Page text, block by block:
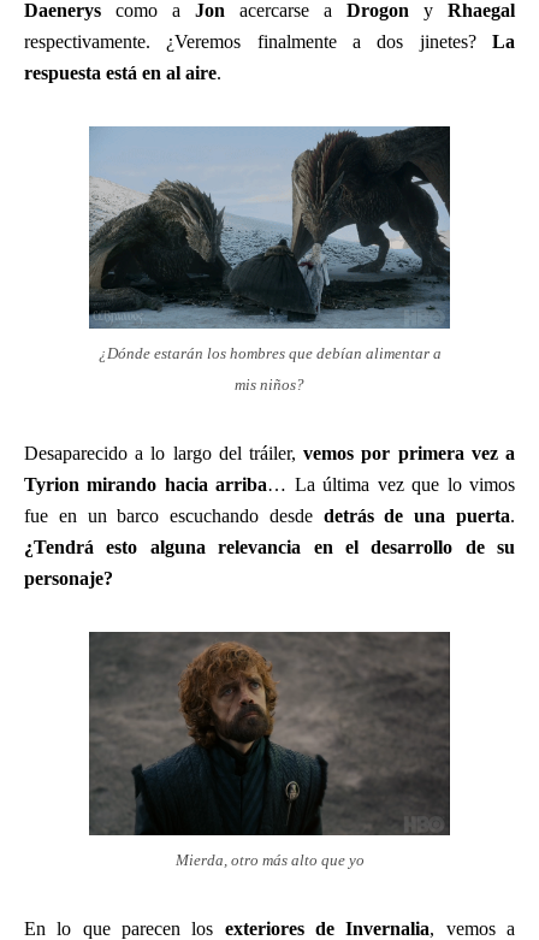
Daenerys como a Jon acercarse a Drogon y Rhaegal
respectivamente. ¿Veremos finalmente a dos jinetes? La
respuesta está en al aire.
¿Dónde estarán los hombres que debían alimentar a
mis niños?
Desaparecido a lo largo del tráiler,vemos por primera vez a
Tyrion mirando hacia arriba… La última vez que lo vimos
fue en un barco escuchando desde detrás de una puerta.
¿Tendrá esto alguna relevancia en el desarrollo de su
personaje?
Mierda, otro más alto que yo
En lo que parecen los exteriores de Invernalia, vemos a